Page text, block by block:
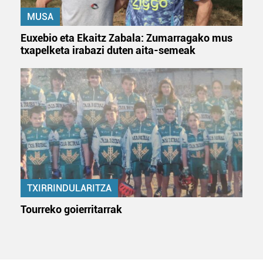
irakurri
MUSA
Euxebio eta Ekaitz Zabala: Zumarragako mus
txapelketa irabazi duten aita-semeak
TXIRRINDULARITZA
Tourreko goierritarrak